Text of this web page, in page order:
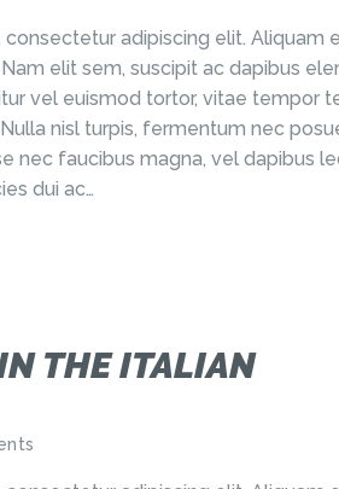
adipiscing elit. Aliquam
elit sem, suscipit ac dapibus
vel euismod tortor, vitae tempor
nisl turpis, fermentum nec
nec faucibus magna, vel dapibus
dui ac…
THE ITALIAN